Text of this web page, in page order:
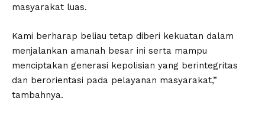
masyarakat luas.
Kami berharap beliau tetap diberi kekuatan dalam
menjalankan amanah besar ini serta mampu
menciptakan generasi kepolisian yang berintegritas
dan berorientasi pada pelayanan masyarakat,”
tambahnya.